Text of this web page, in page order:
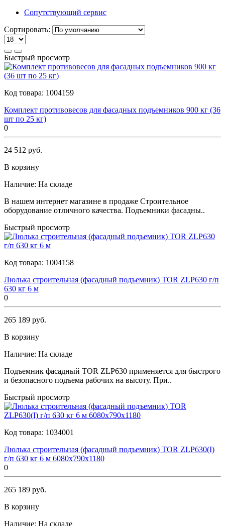
Сопутствующий сервис
Сортировать:
Быстрый просмотр
Код товара: 1004159
Комплект противовесов для фасадных подъемников 900 кг (36
шт по 25 кг)
0
24 512 руб.
В корзину
Наличие: На складе
В нашем интернет магазине в продаже Строительное
оборудование отличного качества. Подъемники фасадны..
Быстрый просмотр
Код товара: 1004158
Люлька строительная (фасадный подъемник) TOR ZLP630 г/п
630 кг 6 м
0
265 189 руб.
В корзину
Наличие: На складе
Подъемник фасадный TOR ZLP630 применяется для быстрого
и безопасного подъема рабочих на высоту. При..
Быстрый просмотр
Код товара: 1034001
Люлька строительная (фасадный подъемник) TOR ZLP630(I)
г/п 630 кг 6 м 6080х790х1180
0
265 189 руб.
В корзину
Наличие: На складе